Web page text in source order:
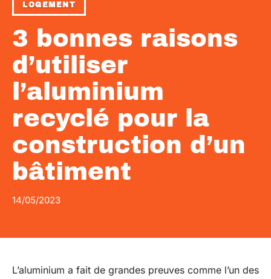
LOGEMENT
3 bonnes raisons
d’utiliser
l’aluminium
recyclé pour la
construction d’un
bâtiment
14/05/2023
L’aluminium a fait de grandes preuves comme l’un des